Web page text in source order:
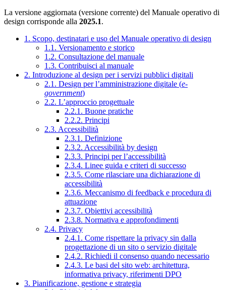
La versione aggiornata (versione corrente) del Manuale operativo di
design corrisponde alla 2025.1.
1. Scopo, destinatari e uso del Manuale operativo di design
1.1. Versionamento e storico
1.2. Consultazione del manuale
1.3. Contribuisci al manuale
2. Introduzione al design per i servizi pubblici digitali
2.1. Design per l’amministrazione digitale (e-
government)
2.2. L’approccio progettuale
2.2.1. Buone pratiche
2.2.2. Principi
2.3. Accessibilità
2.3.1. Definizione
2.3.2. Accessibilità by design
2.3.3. Principi per l’accessibilità
2.3.4. Linee guida e criteri di successo
2.3.5. Come rilasciare una dichiarazione di
accessibilità
2.3.6. Meccanismo di feedback e procedura di
attuazione
2.3.7. Obiettivi accessibilità
2.3.8. Normativa e approfondimenti
2.4. Privacy
2.4.1. Come rispettare la privacy sin dalla
progettazione di un sito o servizio digitale
2.4.2. Richiedi il consenso quando necessario
2.4.3. Le basi del sito web: architettura,
informativa privacy, riferimenti DPO
3. Pianificazione, gestione e strategia